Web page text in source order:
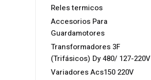
Reles termicos
Accesorios Para
Guardamotores
Transformadores 3F
(Trifásicos) Dy 480/ 127-220V
Variadores Acs150 220V